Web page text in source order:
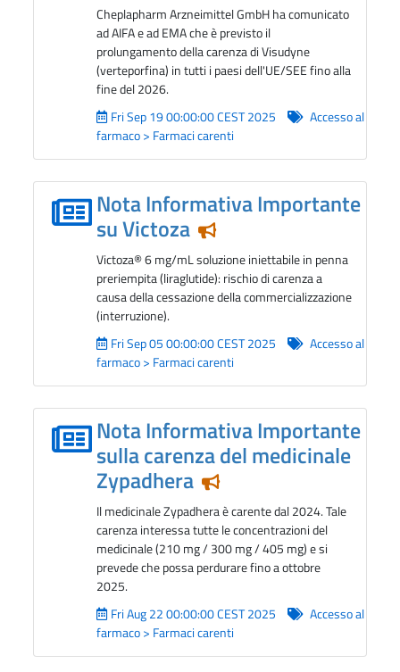
Cheplapharm Arzneimittel GmbH ha comunicato
ad AIFA e ad EMA che è previsto il
prolungamento della carenza di Visudyne
(verteporfina) in tutti i paesi dell'UE/SEE fino alla
fine del 2026.
Fri Sep 19 00:00:00 CEST 2025
Accesso al
farmaco > Farmaci carenti
Nota Informativa Importante
su Victoza Notizia in evidenza
Victoza® 6 mg/mL soluzione iniettabile in penna
preriempita (liraglutide): rischio di carenza a
causa della cessazione della commercializzazione
(interruzione).
Fri Sep 05 00:00:00 CEST 2025
Accesso al
farmaco > Farmaci carenti
Nota Informativa Importante
sulla carenza del medicinale
Zypadhera Notizia in evidenza
Il medicinale Zypadhera è carente dal 2024. Tale
carenza interessa tutte le concentrazioni del
medicinale (210 mg / 300 mg / 405 mg) e si
prevede che possa perdurare fino a ottobre
2025.
Fri Aug 22 00:00:00 CEST 2025
Accesso al
farmaco > Farmaci carenti